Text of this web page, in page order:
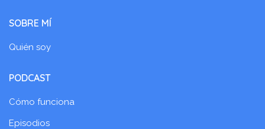
SOBRE MÍ
Quién soy
PODCAST
Cómo funciona
Episodios